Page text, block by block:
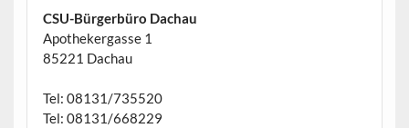
CSU-Bürgerbüro Dachau
Apothekergasse 1
85221 Dachau
Tel: 08131/735520
Tel: 08131/668229